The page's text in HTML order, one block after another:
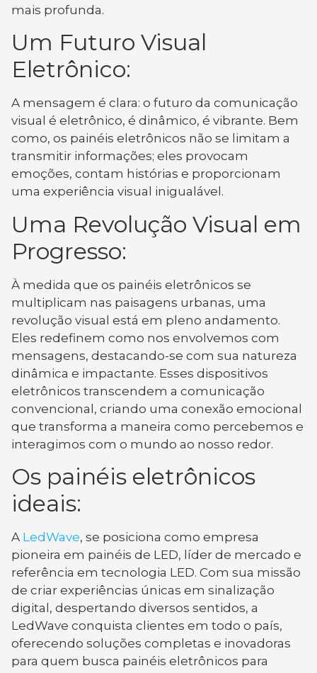
mais profunda.
Um Futuro Visual
Eletrônico:
A mensagem é clara: o futuro da comunicação
visual é eletrônico, é dinâmico, é vibrante. Bem
como, os painéis eletrônicos não se limitam a
transmitir informações; eles provocam
emoções, contam histórias e proporcionam
uma experiência visual inigualável.
Uma Revolução Visual em
Progresso:
À medida que os painéis eletrônicos se
multiplicam nas paisagens urbanas, uma
revolução visual está em pleno andamento.
Eles redefinem como nos envolvemos com
mensagens, destacando-se com sua natureza
dinâmica e impactante. Esses dispositivos
eletrônicos transcendem a comunicação
convencional, criando uma conexão emocional
que transforma a maneira como percebemos e
interagimos com o mundo ao nosso redor.
Os painéis eletrônicos
ideais:
A LedWave, se posiciona como empresa
pioneira em painéis de LED, líder de mercado e
referência em tecnologia LED. Com sua missão
de criar experiências únicas em sinalização
digital, despertando diversos sentidos, a
LedWave conquista clientes em todo o país,
oferecendo soluções completas e inovadoras
para quem busca painéis eletrônicos para